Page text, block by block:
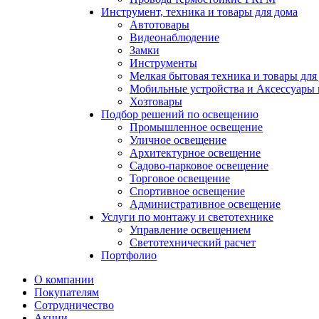
Инструмент, техника и товары для дома
Автотовары
Видеонаблюдение
Замки
Инструменты
Мелкая бытовая техника и товары для
Мобильные устройства и Аксессуары
Хозтовары
Подбор решений по освещению
Промышленное освещение
Уличное освещение
Архитектурное освещение
Садово-парковое освещение
Торговое освещение
Спортивное освещение
Административное освещение
Услуги по монтажу и светотехнике
Управление освещением
Светотехнический расчет
Портфолио
О компании
Покупателям
Сотрудничество